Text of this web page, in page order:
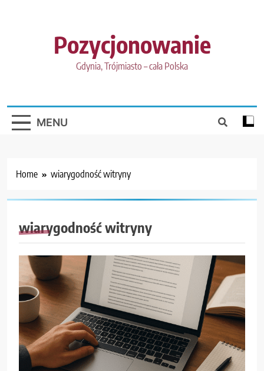
Pozycjonowanie
Gdynia, Trójmiasto – cała Polska
MENU
Home wiarygodność witryny
wiarygodność witryny